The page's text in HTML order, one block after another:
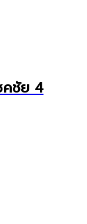
ชัย 4